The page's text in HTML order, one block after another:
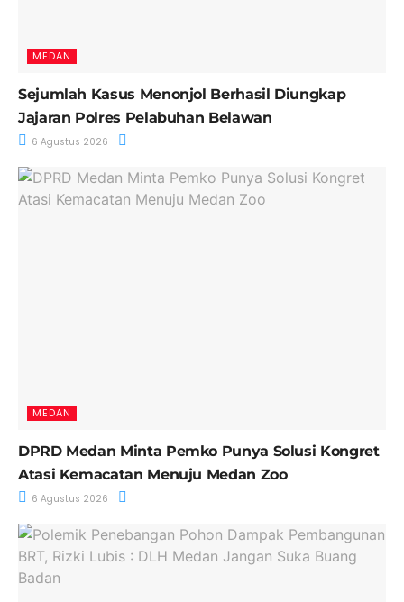
MEDAN
Sejumlah Kasus Menonjol Berhasil Diungkap
Jajaran Polres Pelabuhan Belawan
6 Agustus 2026
MEDAN
DPRD Medan Minta Pemko Punya Solusi Kongret
Atasi Kemacatan Menuju Medan Zoo
6 Agustus 2026